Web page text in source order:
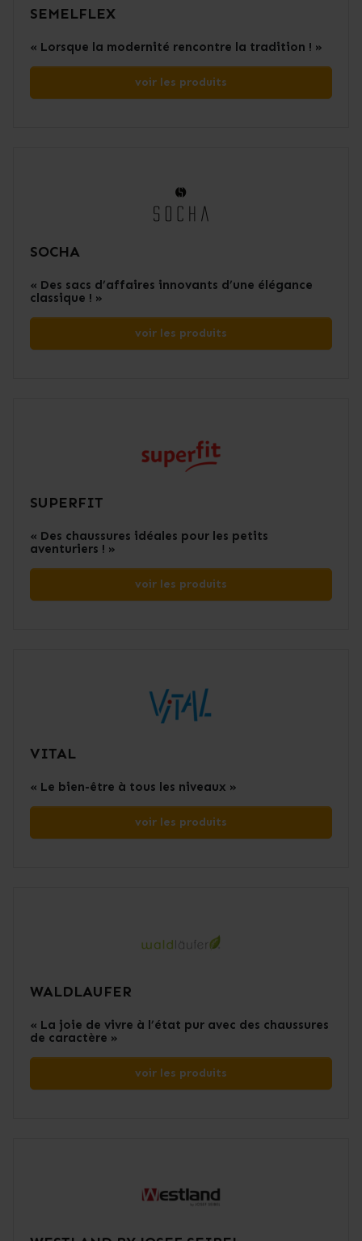
SEMELFLEX
« Lorsque la modernité rencontre la tradition ! »
voir les produits
SOCHA
« Des sacs d’affaires innovants d’une élégance
classique ! »
voir les produits
SUPERFIT
« Des chaussures idéales pour les petits
aventuriers ! »
voir les produits
VITAL
« Le bien-être à tous les niveaux »
voir les produits
WALDLAUFER
« La joie de vivre à l’état pur avec des chaussures
de caractère »
voir les produits